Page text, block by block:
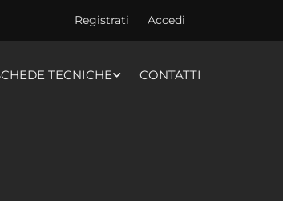
Registrati Accedi
TECNICHE CONTATTI